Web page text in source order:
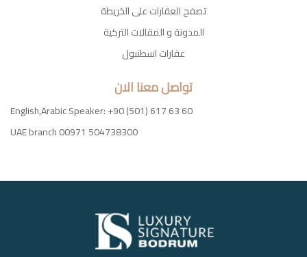
تصفح العقارات على الخريطة
المدونة و المقالات التركية
عقارات اسطنبول
تواصل معنا الان
English,Arabic Speaker: +90 (501) 617 63 60
UAE branch 00971 504738300